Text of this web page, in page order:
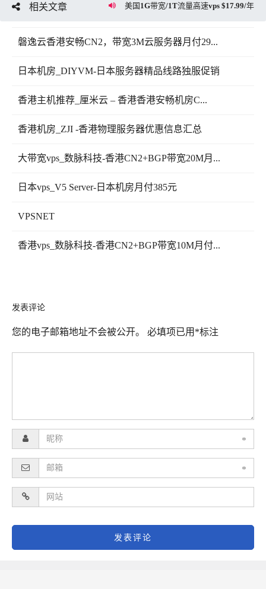
相关文章 美国1G带宽/1T流量高速vps $17.99/年
磐逸云香港安畅CN2，带宽3M云服务器月付29...
日本机房_DIYVM-日本服务器精品线路独服促销
香港主机推荐_厘米云 – 香港香港安畅机房C...
香港机房_ZJI -香港物理服务器优惠信息汇总
大带宽vps_数脉科技-香港CN2+BGP带宽20M月...
日本vps_V5 Server-日本机房月付385元
VPSNET
香港vps_数脉科技-香港CN2+BGP带宽10M月付...
发表评论
您的电子邮箱地址不会被公开。 必填项已用 *标注
*
*